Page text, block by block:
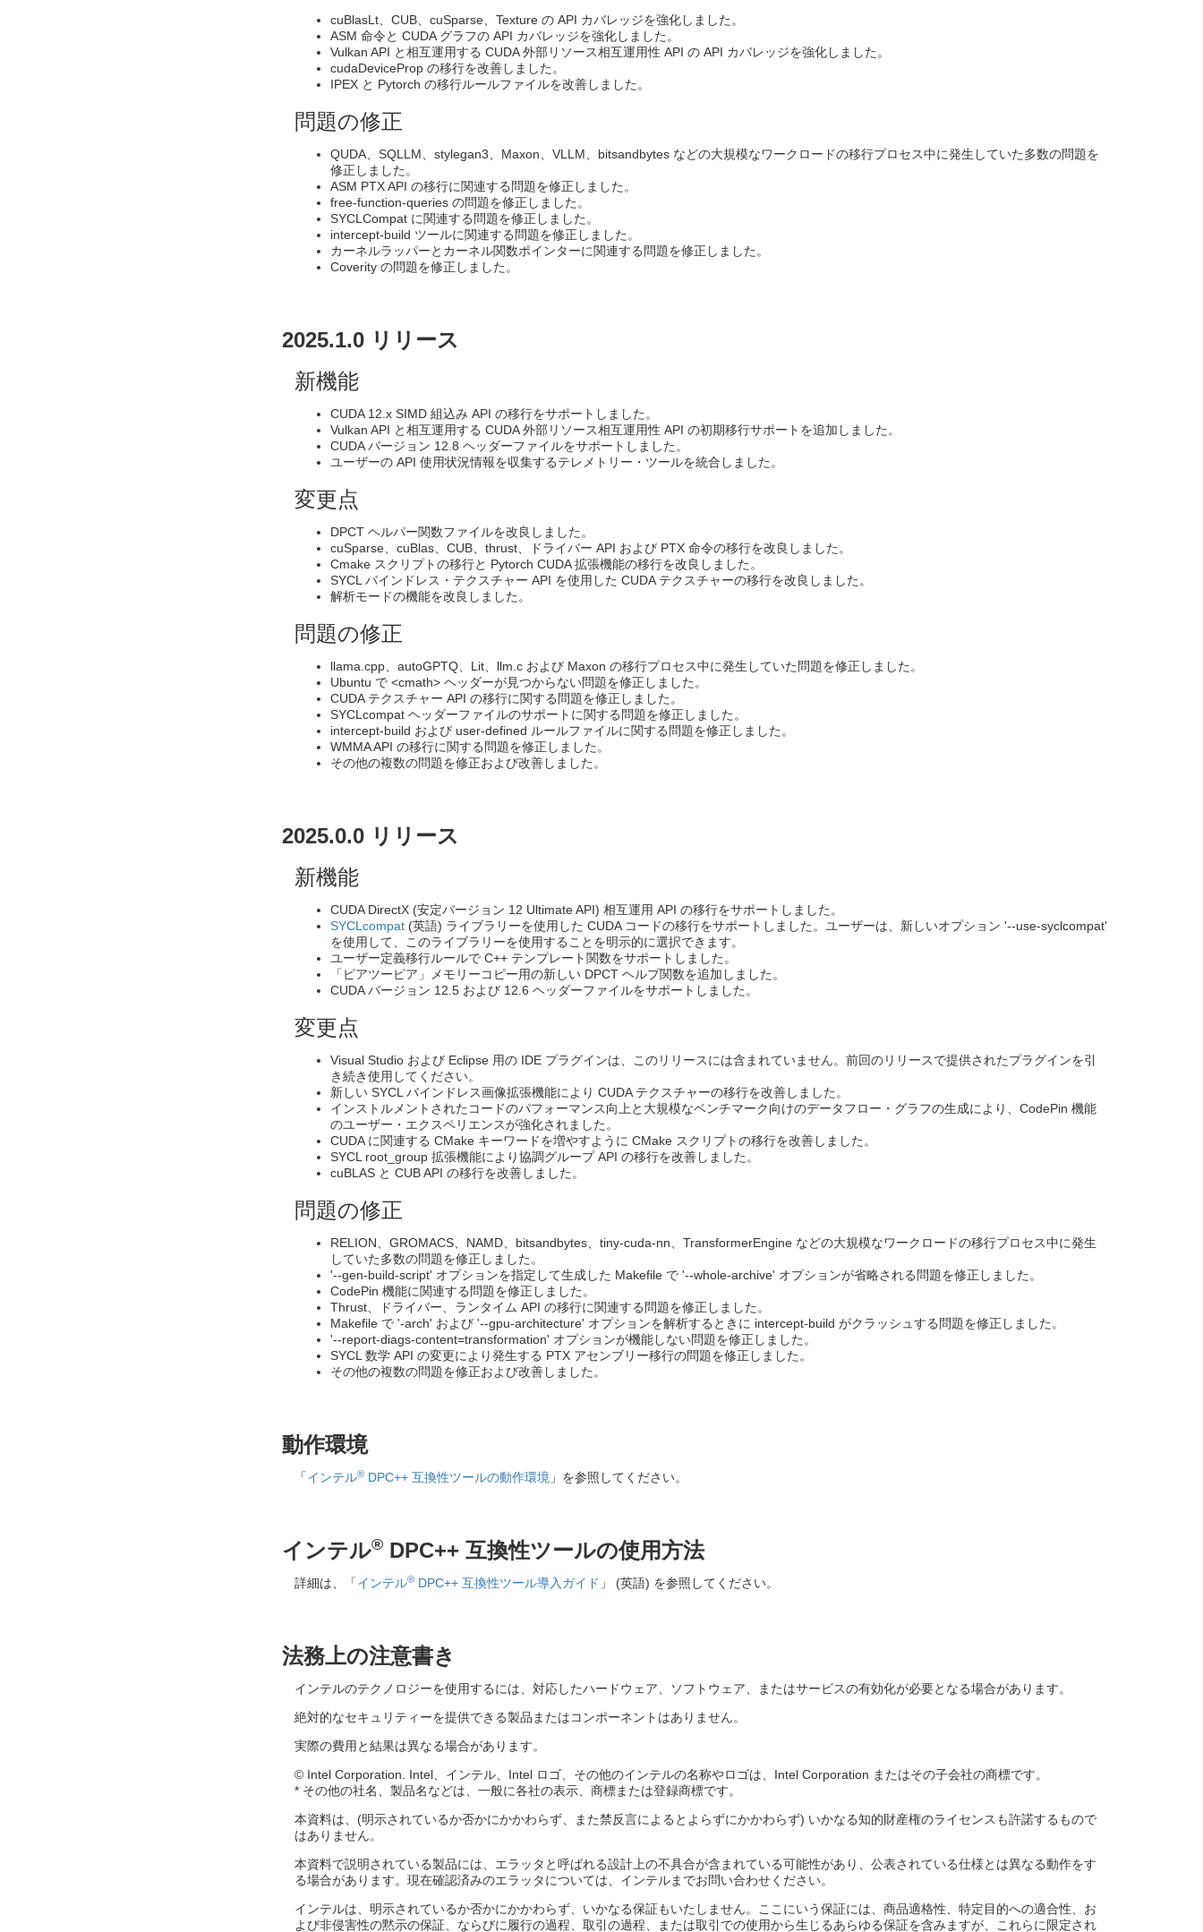
cuBlasLt、CUB、cuSparse、Texture の API カバレッジを強化しました。
ASM 命令と CUDA グラフの API カバレッジを強化しました。
Vulkan API と相互運用する CUDA 外部リソース相互運用性 API の API カバレッジを強化しました。
cudaDeviceProp の移行を改善しました。
IPEX と Pytorch の移行ルールファイルを改善しました。
問題の修正
QUDA、SQLLM、stylegan3、Maxon、VLLM、bitsandbytes などの大規模なワークロードの移行プロセス中に発生していた多数の問題を
修正しました。
ASM PTX API の移行に関連する問題を修正しました。
free-function-queries の問題を修正しました。
SYCLCompat に関連する問題を修正しました。
intercept-build ツールに関連する問題を修正しました。
カーネルラッパーとカーネル関数ポインターに関連する問題を修正しました。
Coverity の問題を修正しました。
2025.1.0 リリース
新機能
CUDA 12.x SIMD 組込み API の移行をサポートしました。
Vulkan API と相互運用する CUDA 外部リソース相互運用性 API の初期移行サポートを追加しました。
CUDA バージョン 12.8 ヘッダーファイルをサポートしました。
ユーザーの API 使用状況情報を収集するテレメトリー・ツールを統合しました。
変更点
DPCT ヘルパー関数ファイルを改良しました。
cuSparse、cuBlas、CUB、thrust、ドライバー API および PTX 命令の移行を改良しました。
Cmake スクリプトの移行と Pytorch CUDA 拡張機能の移行を改良しました。
SYCL バインドレス・テクスチャー API を使用した CUDA テクスチャーの移行を改良しました。
解析モードの機能を改良しました。
問題の修正
llama.cpp、autoGPTQ、Lit、llm.c および Maxon の移行プロセス中に発生していた問題を修正しました。
Ubuntu で <cmath> ヘッダーが見つからない問題を修正しました。
CUDA テクスチャー API の移行に関する問題を修正しました。
SYCLcompat ヘッダーファイルのサポートに関する問題を修正しました。
intercept-build および user-defined ルールファイルに関する問題を修正しました。
WMMA API の移行に関する問題を修正しました。
その他の複数の問題を修正および改善しました。
2025.0.0 リリース
新機能
CUDA DirectX (安定バージョン 12 Ultimate API) 相互運用 API の移行をサポートしました。
SYCLcompat (英語) ライブラリーを使用した CUDA コードの移行をサポートしました。ユーザーは、新しいオプション '--use-syclcompat'
を使用して、このライブラリーを使用することを明示的に選択できます。
ユーザー定義移行ルールで C++ テンプレート関数をサポートしました。
「ピアツーピア」メモリーコピー用の新しい DPCT ヘルプ関数を追加しました。
CUDA バージョン 12.5 および 12.6 ヘッダーファイルをサポートしました。
変更点
Visual Studio および Eclipse 用の IDE プラグインは、このリリースには含まれていません。前回のリリースで提供されたプラグインを引
き続き使用してください。
新しい SYCL バインドレス画像拡張機能により CUDA テクスチャーの移行を改善しました。
インストルメントされたコードのパフォーマンス向上と大規模なベンチマーク向けのデータフロー・グラフの生成により、CodePin 機能
のユーザー・エクスペリエンスが強化されました。
CUDA に関連する CMake キーワードを増やすように CMake スクリプトの移行を改善しました。
SYCL root_group 拡張機能により協調グループ API の移行を改善しました。
cuBLAS と CUB API の移行を改善しました。
問題の修正
RELION、GROMACS、NAMD、bitsandbytes、tiny-cuda-nn、TransformerEngine などの大規模なワークロードの移行プロセス中に発生
していた多数の問題を修正しました。
'--gen-build-script' オプションを指定して生成した Makefile で '--whole-archive' オプションが省略される問題を修正しました。
CodePin 機能に関連する問題を修正しました。
Thrust、ドライバー、ランタイム API の移行に関連する問題を修正しました。
Makefile で '-arch' および '--gpu-architecture' オプションを解析するときに intercept-build がクラッシュする問題を修正しました。
'--report-diags-content=transformation' オプションが機能しない問題を修正しました。
SYCL 数学 API の変更により発生する PTX アセンブリー移行の問題を修正しました。
その他の複数の問題を修正および改善しました。
動作環境
「インテル® DPC++ 互換性ツールの動作環境 」を参照してください。
インテル® DPC++ 互換性ツールの使用方法
詳細は、「インテル® DPC++ 互換性ツール導入ガイド 」 (英語) を参照してください。
法務上の注意書き
インテルのテクノロジーを使用するには、対応したハードウェア、ソフトウェア、またはサービスの有効化が必要となる場合があります。
絶対的なセキュリティーを提供できる製品またはコンポーネントはありません。
実際の費用と結果は異なる場合があります。
© Intel Corporation. Intel、インテル、Intel ロゴ、その他のインテルの名称やロゴは、Intel Corporation またはその子会社の商標です。
* その他の社名、製品名などは、一般に各社の表示、商標または登録商標です。
本資料は、(明示されているか否かにかかわらず、また禁反言によるとよらずにかかわらず) いかなる知的財産権のライセンスも許諾するもので
はありません。
本資料で説明されている製品には、エラッタと呼ばれる設計上の不具合が含まれている可能性があり、公表されている仕様とは異なる動作をす
る場合があります。現在確認済みのエラッタについては、インテルまでお問い合わせください。
インテルは、明示されているか否かにかかわらず、いかなる保証もいたしません。ここにいう保証には、商品適格性、特定目的への適合性、お
よび非侵害性の黙示の保証、ならびに履行の過程、取引の過程、または取引での使用から生じるあらゆる保証を含みますが、これらに限定され